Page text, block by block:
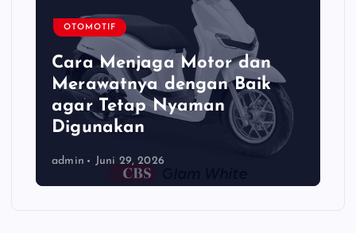
OTOMOTIF
Cara Menjaga Motor dan
Merawatnya dengan Baik
agar Tetap Nyaman
Digunakan
admin Juni 29, 2026